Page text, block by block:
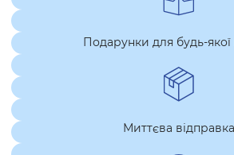
Подарунки для будь-якої
Миттєва відправка